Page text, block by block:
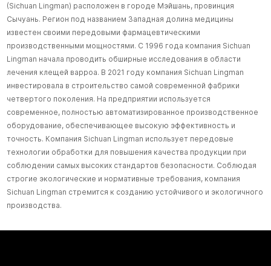
(Sichuan Lingman) расположен в городе Мэйшань, провинция
Сычуань. Регион под названием Западная долина медицины
известен своими передовыми фармацевтическими
производственными мощностями. С 1996 года компания Sichuan
Lingman начала проводить обширные исследования в области
лечения клещей варроа. В 2021 году компания Sichuan Lingman
инвестировала в строительство самой современной фабрики
четвертого поколения. На предприятии используется
современное, полностью автоматизированное производственное
оборудование, обеспечивающее высокую эффективность и
точность. Компания Sichuan Lingman использует передовые
технологии обработки для повышения качества продукции при
соблюдении самых высоких стандартов безопасности. Соблюдая
строгие экологические и нормативные требования, компания
Sichuan Lingman стремится к созданию устойчивого и экологичного
производства.